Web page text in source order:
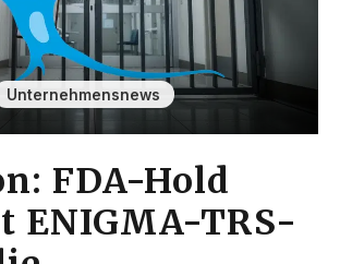
Unternehmensnews
FDA-Hold
ENIGMA-TRS-